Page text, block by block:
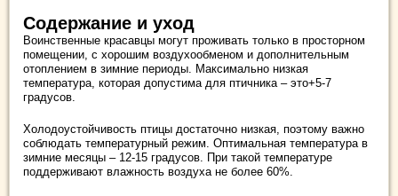
Содержание и уход
Воинственные красавцы могут проживать только в просторном
помещении, с хорошим воздухообменом и дополнительным
отоплением в зимние периоды. Максимально низкая
температура, которая допустима для птичника – это+5-7
градусов.
Холодоустойчивость птицы достаточно низкая, поэтому важно
соблюдать температурный режим. Оптимальная температура в
зимние месяцы – 12-15 градусов. При такой температуре
поддерживают влажность воздуха не более 60%.